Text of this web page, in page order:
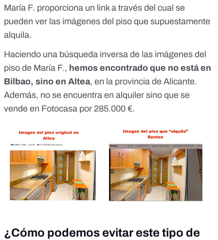
María F. proporciona un link a través del cual se
pueden ver las imágenes del piso que supuestamente
alquila.
Haciendo una búsqueda inversa de las imágenes del
piso de María F., hemos encontrado que no está en
Bilbao, sino en Altea, en la provincia de Alicante.
Además, no se encuentra en alquiler sino que se
vende en Fotocasa por 285.000 €.
¿Cómo podemos evitar este tipo de